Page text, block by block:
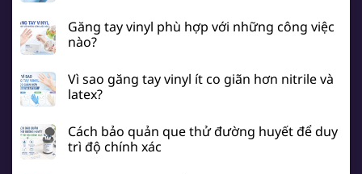
Găng tay vinyl phù hợp với những công việc
nào?
Vì sao găng tay vinyl ít co giãn hơn nitrile và
latex?
Cách bảo quản que thử đường huyết để duy
trì độ chính xác